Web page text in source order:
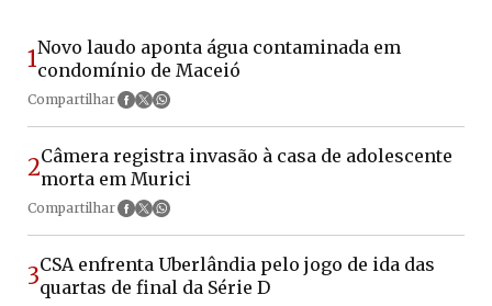
1Novo laudo aponta água contaminada em
condomínio de Maceió
Compartilhar
2Câmera registra invasão à casa de adolescente
morta em Murici
Compartilhar
3CSA enfrenta Uberlândia pelo jogo de ida das
quartas de final da Série D